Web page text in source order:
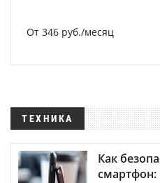
От 346 руб./месяц
ТЕХНИКА
Как
смартфон: